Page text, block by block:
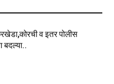
व इतर पोलीस
बदल्या..